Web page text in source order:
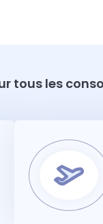
tous les